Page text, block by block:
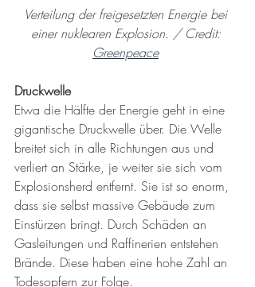
Verteilung der freigesetzten Energie bei
einer nuklearen Explosion. / Credit:
Greenpeace
Druckwelle
Etwa die Hälfte der Energie geht in eine
gigantische Druckwelle über. Die Welle
breitet sich in alle Richtungen aus und
verliert an Stärke, je weiter sie sich vom
Explosionsherd entfernt. Sie ist so enorm,
dass sie selbst massive Gebäude zum
Einstürzen bringt. Durch Schäden an
Gasleitungen und Raffinerien entstehen
Brände. Diese haben eine hohe Zahl an
Todesopfern zur Folge.